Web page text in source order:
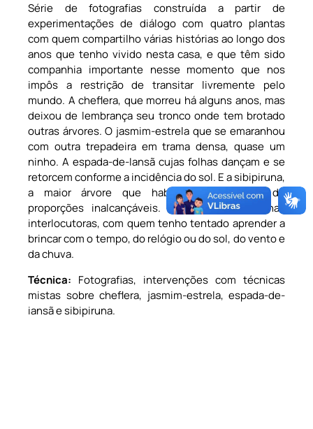
Série de fotografias construída a partir de
experimentações de diálogo com quatro plantas
com quem compartilho várias histórias ao longo dos
anos que tenho vivido nesta casa, e que têm sido
companhia importante nesse momento que nos
impôs a restrição de transitar livremente pelo
mundo. A cheflera, que morreu há alguns anos, mas
deixou de lembrança seu tronco onde tem brotado
outras árvores. O jasmim-estrela que se emaranhou
com outra trepadeira em trama densa, quase um
ninho. A espada-de-Iansã cujas folhas dançam e se
retorcem conforme a incidência do sol. E a sibipiruna,
a maior árvore que habita este quintal, de
proporções inalcançáveis. São essas as minhas
interlocutoras, com quem tenho tentado aprender a
brincar com o tempo, do relógio ou do sol, do vento e
da chuva.
Técnica: Fotografias, intervenções com técnicas
mistas sobre cheflera, jasmim-estrela, espada-de-
iansã e sibipiruna.